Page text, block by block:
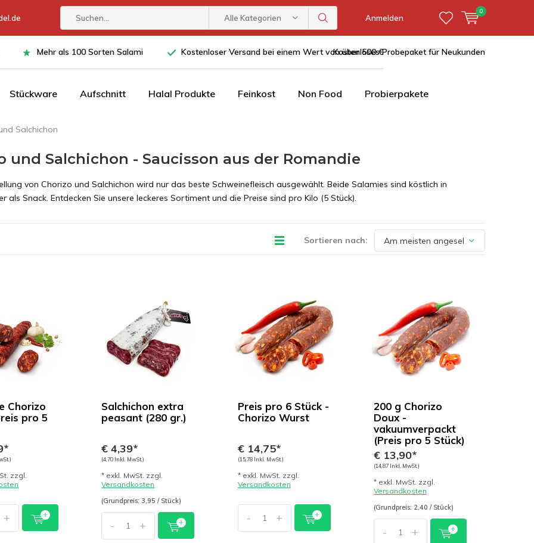
Alle Kategorien Anmelden
0
Mehr als 100 Sorten Salami Kostenloser Versand bei einem Wert von über 500 €Kostenloses Probepaket für Neukunden
Stückware Aufschnitt Halal Produkte Feinkost Non Food Probierpakete
Salchichon
und Salchichon - Saucisson aus der Romandie
von Chorizo und Salchichon wird nur das beste Schweinefleisch ausgewählt. Beide Salamies sind köstlich in
als Snack. Entdecken Sie unsere leckeres Sortiment und die Preise sind pro Kilo (5 Stück).
Sortieren nach:
Chorizo
pro 5
zzgl.
+
Salchichon extra
peasant (280 gr.)
€ 4,39*
(4,70 Inkl. MwSt.)
* exkl. MwSt. zzgl.
Versandkosten
(Grundpreis: 3,95 / Stück)
- +
Preis pro 6 Stück -
Chorizo Wurst
€ 14,75*
(15,78 Inkl. MwSt.)
* exkl. MwSt. zzgl.
Versandkosten
- +
200 g Chorizo
Doux -
vakuumverpackt
(Preis pro 5 Stück)
€ 13,90*
(14,87 Inkl. MwSt.)
* exkl. MwSt. zzgl.
Versandkosten
(Grundpreis: 2,40 / Stück)
- +